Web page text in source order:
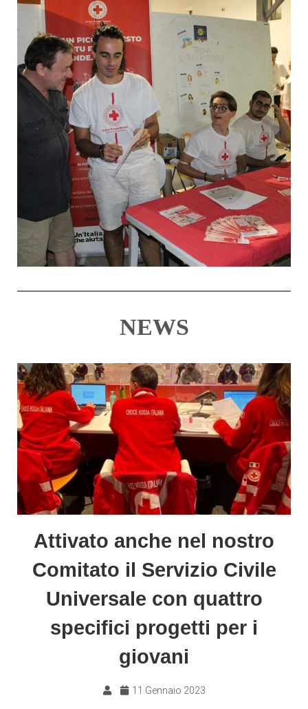
NEWS
Attivato anche nel nostro
Comitato il Servizio Civile
Universale con quattro
specifici progetti per i
giovani
11 Gennaio 2023